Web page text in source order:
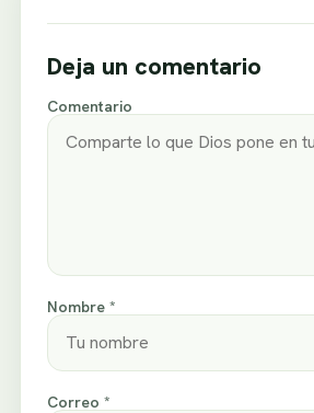
Deja un comentario
Comentario
Nombre *
Correo *